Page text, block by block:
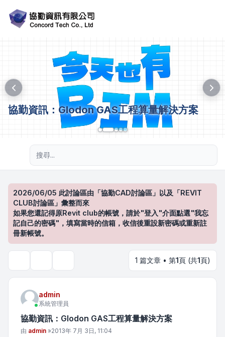
協勤資訊：Glodon GAS工程算量解決方案
2026/06/05 此討論區由「協勤CAD討論區」以及「REVIT
CLUB討論區」彙整而來
如果您還記得原Revit club的帳號，請於"登入"介面點選"我忘
記自己的密碼"，填寫當時的信箱，收信後重設新密碼或重新註
冊新帳號。
1 篇文章 • 第1頁 (共1頁)
admin
系統管理員
協勤資訊：Glodon GAS工程算量解決方案
文章
由 admin »2013年 7月 3日, 11:04